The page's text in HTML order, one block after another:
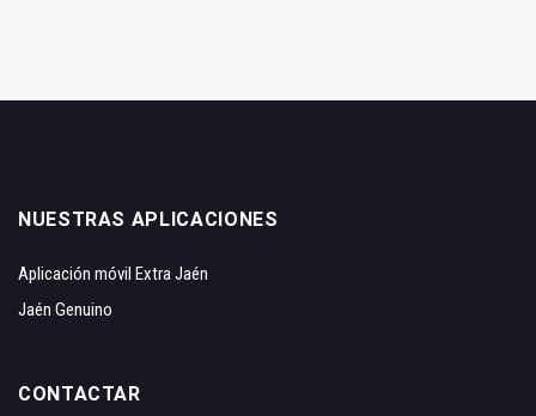
NUESTRAS APLICACIONES
Aplicación móvil Extra Jaén
Jaén Genuino
CONTACTAR